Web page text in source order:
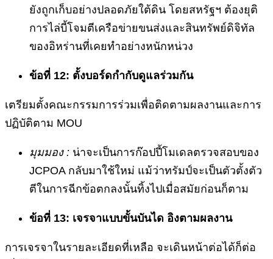
ยังถูกเก็บอย่างปลอดภัยใต้ดิน โดยสหรัฐฯ ต้องยุติ
การไล่บี้โจมตีเครือข่ายขนส่งและสินทรัพย์ดิจิทัล
ของอิหร่านที่เคยทำอย่างหนักหน่วง
ข้อที่ 12: ตั้งบอร์ดกำกับดูแลร่วมกัน
เตรียมตั้งคณะกรรมการร่วมเพื่อติดตามผลงานและการ
ปฏิบัติตาม MOU
มุมมอง : น่าจะเป็นการก๊อปปี้โมเดลตรวจสอบของ
JCPOA กลับมาใช้ใหม่ แม้ว่าทรัมป์จะเป็นตัวตั้งตัว
ตีในการฉีกข้อตกลงนั้นทิ้งไปเมื่อสมัยก่อนก็ตาม
ข้อที่ 13: เจรจาแบบขั้นบันได อิงตามผลงาน
การเจรจาในรายละเอียดที่เหลือ จะเดินหน้าต่อได้ก็ต่อ